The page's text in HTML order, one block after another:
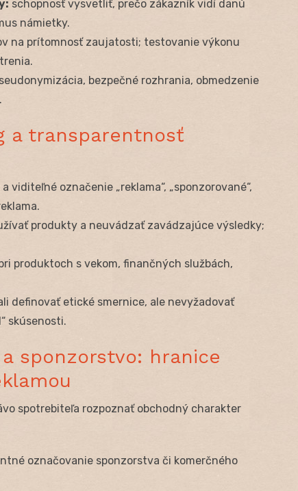
schopnosť vysvetliť, prečo zákazník vidí danú
námietky.
na prítomnosť zaujatosti; testovanie výkonu
bezpečné rozhrania, obmedzenie
a transparentnosť
a viditeľné označenie „reklama“, „sponzorované“,
produkty a neuvádzať zavádzajúce výsledky;
produktoch s vekom, finančných službách,
definovať etické smernice, ale nevyžadovať
skúsenosti.
sponzorstvo: hranice
spotrebiteľa rozpoznať obchodný charakter
označovanie sponzorstva či komerčného